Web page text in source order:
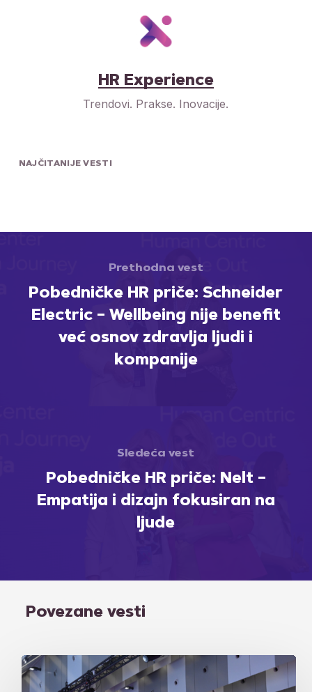
HR Experience
Trendovi. Prakse. Inovacije.
NAJČITANIJE VESTI
Prethodna vest
Pobedničke HR priče: Schneider
Electric – Wellbeing nije benefit
već osnov zdravlja ljudi i
kompanije
Sledeća vest
Pobedničke HR priče: Nelt –
Empatija i dizajn fokusiran na
ljude
Povezane vesti
Održana
8.